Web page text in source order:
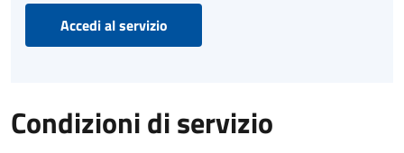
Accedi al servizio
Condizioni di servizio